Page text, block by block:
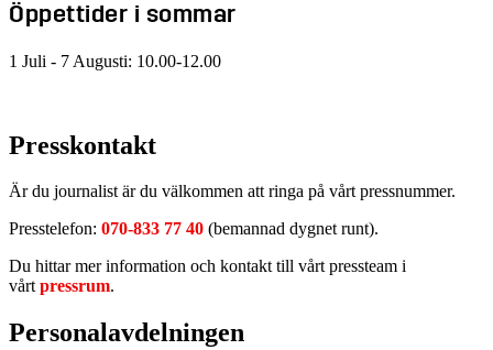
Öppettider i sommar
1 Juli - 7 Augusti: 10.00-12.00
Presskontakt
Är du journalist är du välkommen att ringa på vårt pressnummer.
Presstelefon: 070-833 77 40 (bemannad dygnet runt).
Du hittar mer information och kontakt till vårt pressteam i
vårtpressrum.
Personalavdelningen